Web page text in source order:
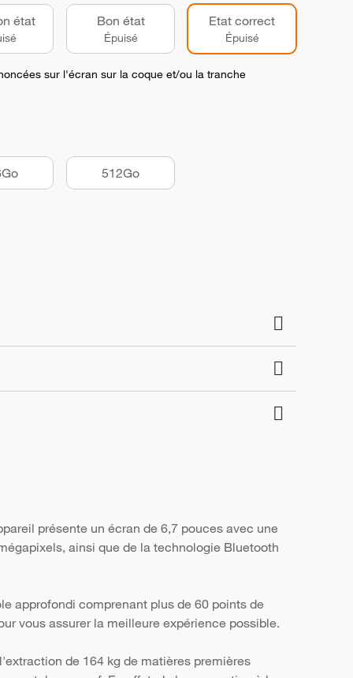
état Bon état
Épuisé
Etat correct
Épuisé
sur l'écran sur la coque et/ou la tranche
512Go
présente un écran de 6,7 pouces avec une
ainsi que de la technologie Bluetooth
approfondi comprenant plus de 60 points de
vous assurer la meilleure expérience possible.
de 164 kg de matières premières